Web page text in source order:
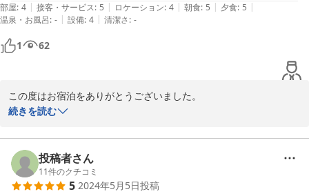
おかげさまでたっぷりと楽しめました。
食事はどれも美味しかったのですが、量がたっぷりで残して申し訳なか
ったです。
徒歩10分のところに日帰り温泉があり、散歩がてらに便利です。
部屋: 4 | 接客・サービス: 5 | ロケーション: 4 | 朝食: 5 | 夕食: 5 |
温泉・お風呂: - | 設備: 4 | 清潔さ: -
1 62
この度はお宿泊をありがとうございました。
また貴重なコメントを頂戴をしまして感謝申し上げます。
私共なんとか40年のペンション宿を営業をしております。今はお部
屋を整えて四季の食材を活かしたお料理をして参ります。現地での
ユーテリティになればと思っております。
続きを読む
投稿者さん
11件のクチコミ
5 2024年5月5日投稿